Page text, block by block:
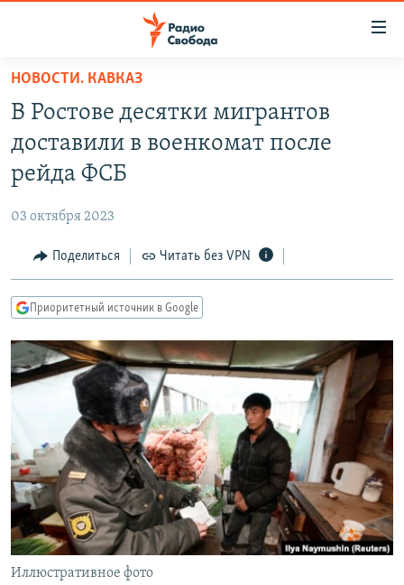
упрощенного
доступа
основному
Вернутся
Вернутся
поиску
АВТОРСКИЕ ПРОЕКТЫ
МНЕНИЯ
КУЛЬТУРА
КАВКАЗ.РЕАЛИИ
СЕВЕР.РЕАЛИИ
СИБИРЬ.РЕАЛИИ
РАСПИСАНИЕ ВЕЩАНИЯ
ПОДПИШИТЕСЬ НА РАССЫЛКУ
СОЦИАЛЬНЫЕ СЕТИ
НОВОСТИ. КАВКАЗ
В Ростове десятки мигрантов
доставили в военкомат после
рейда ФСБ
03 октября 2023
Поделиться Читать без VPN
Приоритетный источник в Google
Иллюстративное фото